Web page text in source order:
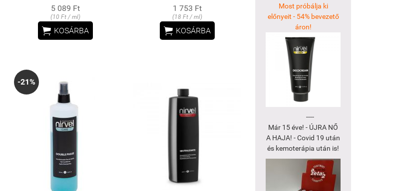
5 089 Ft
(10 Ft / ml)
 KOSÁRBA
1 753 Ft
(18 Ft / ml)
 KOSÁRBA
-21%
Most próbálja ki
előnyeit - 54% bevezető
áron!
----
Már 15 éve! - ÚJRA NŐ
A HAJA! - Covid 19 után
és kemoterápia után is!